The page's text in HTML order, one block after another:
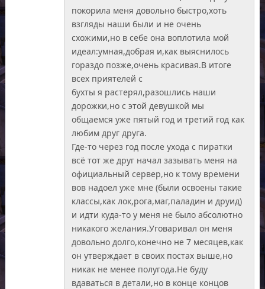
покорила меня довольно быстро,хоть
взгляды наши были и не очень
схожими,но в себе она воплотила мой
идеал:умная,добрая и,как выяснилось
гораздо позже,очень красивая.В итоге
всех приятелей с
бухты я растерял,разошлись наши
дорожки,но с этой девушкой мы
общаемся уже пятый год и третий год как
любим друг друга.
Где-то через год после ухода с пиратки
всё тот же друг начал зазывать меня на
официальный сервер,но к тому времени
вов надоел уже мне (были освоены такие
классы,как лок,рога,маг,паладин и друид)
и идти куда-то у меня не было абсолютно
никакого желания.Уговаривал он меня
довольно долго,конечно не 7 месяцев,как
он утверждает в своих постах выше,но
никак не менее полугода.Не буду
вдаваться в детали,но в конце концов